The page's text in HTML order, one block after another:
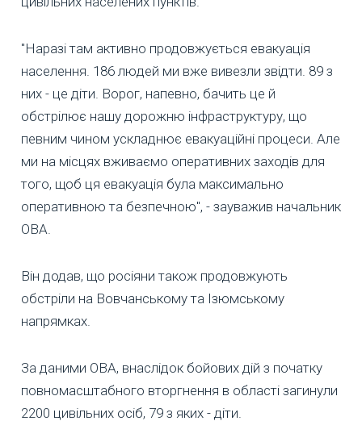
"Наразі там активно продовжується евакуація
населення. 186 людей ми вже вивезли звідти. 89 з
них - це діти. Ворог, напевно, бачить це й
обстрілює нашу дорожню інфраструктуру, що
певним чином ускладнює евакуаційні процеси. Але
ми на місцях вживаємо оперативних заходів для
того, щоб ця евакуація була максимально
оперативною та безпечною", - зауважив начальник
ОВА.
Він додав, що росіяни також продовжують
обстріли на Вовчанському та Ізюмському
напрямках.
За даними ОВА, внаслідок бойових дій з початку
повномасштабного вторгнення в області загинули
2200 цивільних осіб, 79 з яких - діти.